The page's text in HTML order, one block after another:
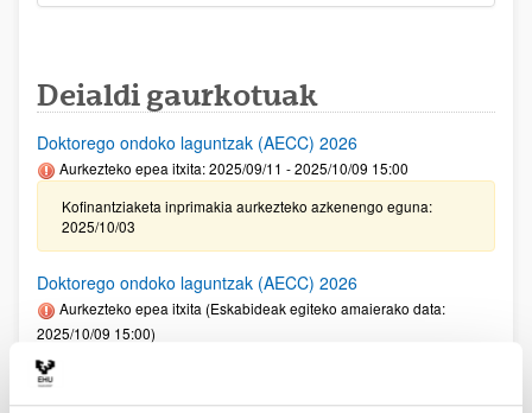
Deialdi gaurkotuak
Doktorego ondoko laguntzak (AECC) 2026
Aurkezteko epea itxita: 2025/09/11 - 2025/10/09 15:00
Kofinantziaketa inprimakia aurkezteko azkenengo eguna:
2025/10/03
Doktorego ondoko laguntzak (AECC) 2026
Aurkezteko epea itxita (Eskabideak egiteko amaierako data:
2025/10/09 15:00)